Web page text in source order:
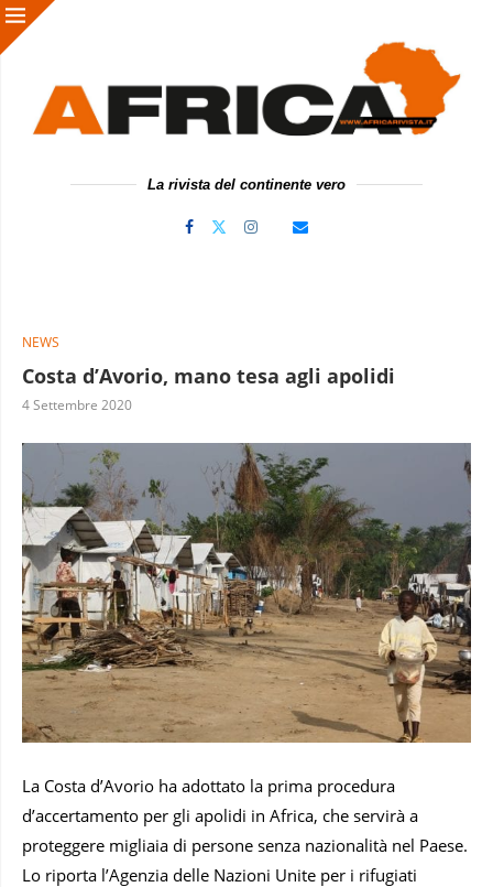
La rivista del continente vero
NEWS
Costa d’Avorio, mano tesa agli apolidi
4 Settembre 2020
La Costa d’Avorio ha adottato la prima procedura
d’accertamento per gli apolidi in Africa, che servirà a
proteggere migliaia di persone senza nazionalità nel Paese.
Lo riporta l’Agenzia delle Nazioni Unite per i rifugiati